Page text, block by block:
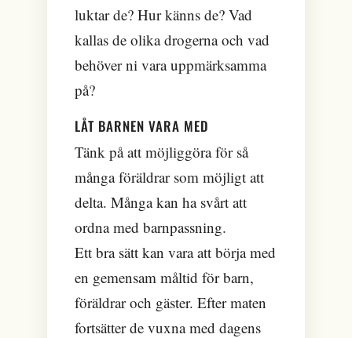
luktar de? Hur känns de? Vad
kallas de olika drogerna och vad
behöver ni vara uppmärksamma
på?
LÅT BARNEN VARA MED
Tänk på att möjliggöra för så
många föräldrar som möjligt att
delta. Många kan ha svårt att
ordna med barnpassning.
Ett bra sätt kan vara att börja med
en gemensam måltid för barn,
föräldrar och gäster. Efter maten
fortsätter de vuxna med dagens